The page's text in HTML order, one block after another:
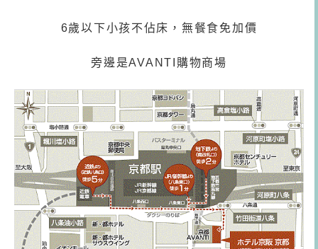
6歲以下小孩不佔床，無餐食免加價
旁邊是AVANTI購物商場